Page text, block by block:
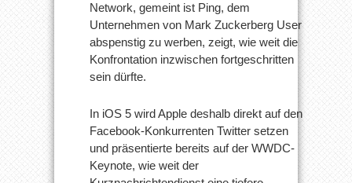
Network, gemeint ist Ping, dem
Unternehmen von Mark Zuckerberg User
abspenstig zu werben, zeigt, wie weit die
Konfrontation inzwischen fortgeschritten
sein dürfte.
In iOS 5 wird Apple deshalb direkt auf den
Facebook-Konkurrenten Twitter setzen
und präsentierte bereits auf der WWDC-
Keynote, wie weit der